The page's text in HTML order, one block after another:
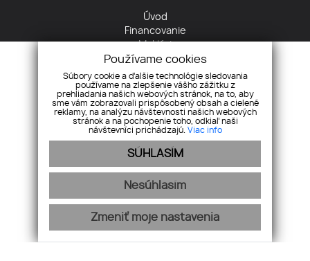
Úvod
Financovanie
Makléri
Cookies
GDPR
Reklamačný poriadok
Kontakt
+421 905 422 485
info@horizontreal.sk
Pridajte si nás
Používame cookies
Súbory cookie a ďalšie technológie sledovania
používame na zlepšenie vášho zážitku z
prehliadania našich webových stránok, na to, aby
sme vám zobrazovali prispôsobený obsah a cielené
reklamy, na analýzu návštevnosti našich webových
stránok a na pochopenie toho, odkiaľ naši
návštevníci prichádzajú. Viac info
SÚHLASÍM
Nesúhlasím
Zmeniť moje nastavenia